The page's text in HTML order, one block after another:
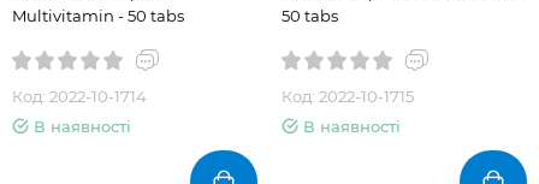
Multivitamin - 50 tabs
Код: 2022-10-1714
В наявності
50 tabs
Код: 2022-10-1715
В наявності